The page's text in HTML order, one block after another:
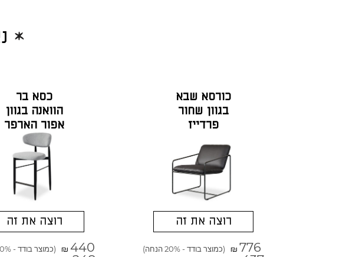
כורסא שבא
בגוון שחור
פרדייז
רוצה את זה
₪ 776 (כמוצר בודד - 20% הנחה)
כסא בר
הוואנה בגוון
אפור הארפר
רוצה את זה
₪ 440 (כמוצר בודד - 20% הנחה)